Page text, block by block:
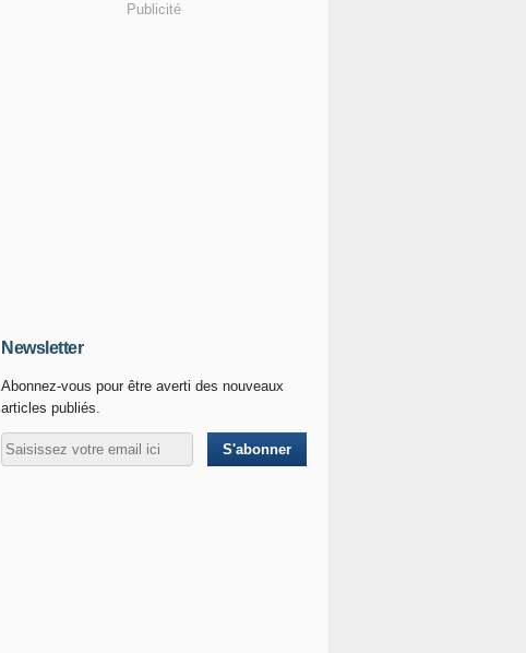
Publicité
Newsletter
Abonnez-vous pour être averti des nouveaux
articles publiés.